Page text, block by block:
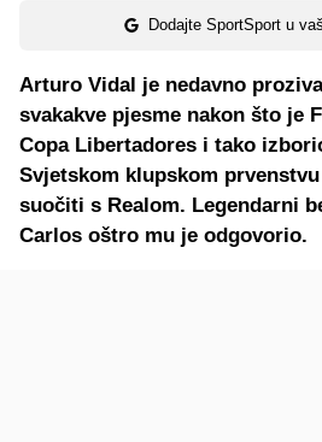
Dodajte SportSport u
Arturo Vidal je nedavno
svakakve pjesme nakon što je
Copa Libertadores i tako
Svjetskom klupskom
suočiti s Realom. Legendarni
Carlos oštro mu je odgovorio.